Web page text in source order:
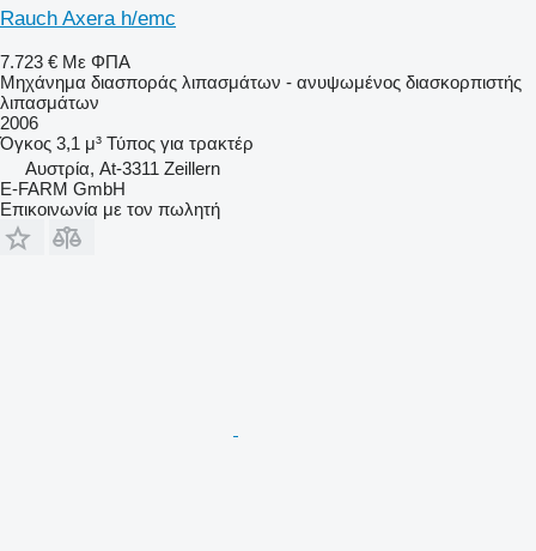
Rauch Axera h/emc
7.723 € Με ΦΠΑ
Μηχάνημα διασποράς λιπασμάτων - ανυψωμένος διασκορπιστής
λιπασμάτων
2006
Όγκος 3,1 μ³ Τύπος για τρακτέρ
Αυστρία, At-3311 Zeillern
E-FARM GmbH
Επικοινωνία με τον πωλητή